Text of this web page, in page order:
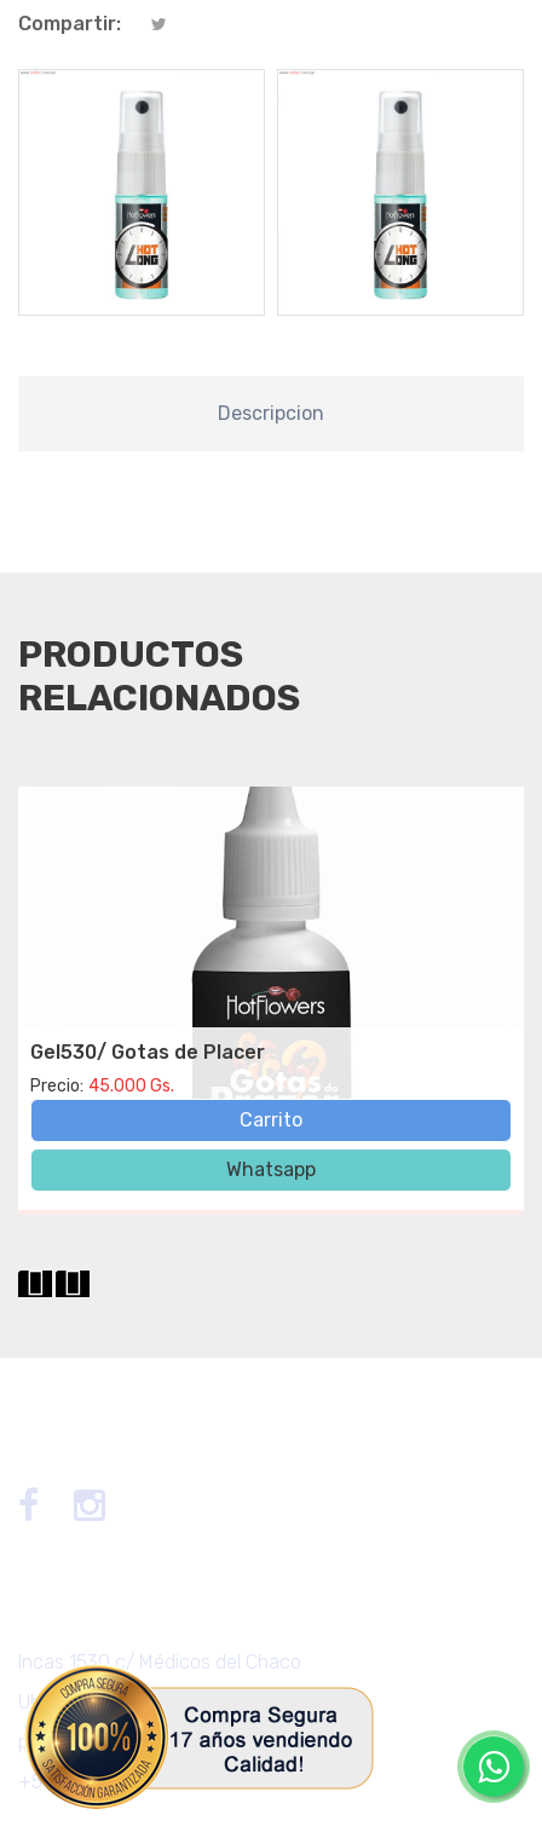
Compartir:
Descripcion
PRODUCTOS
RELACIONADOS
Gel530/ Gotas de Placer
Precio: 45.000 Gs.
Carrito
Whatsapp
Incas 1530 c/ Médicos del Chaco
Ubicación Maps
pedidos@sexshop.com.py
+595981826542